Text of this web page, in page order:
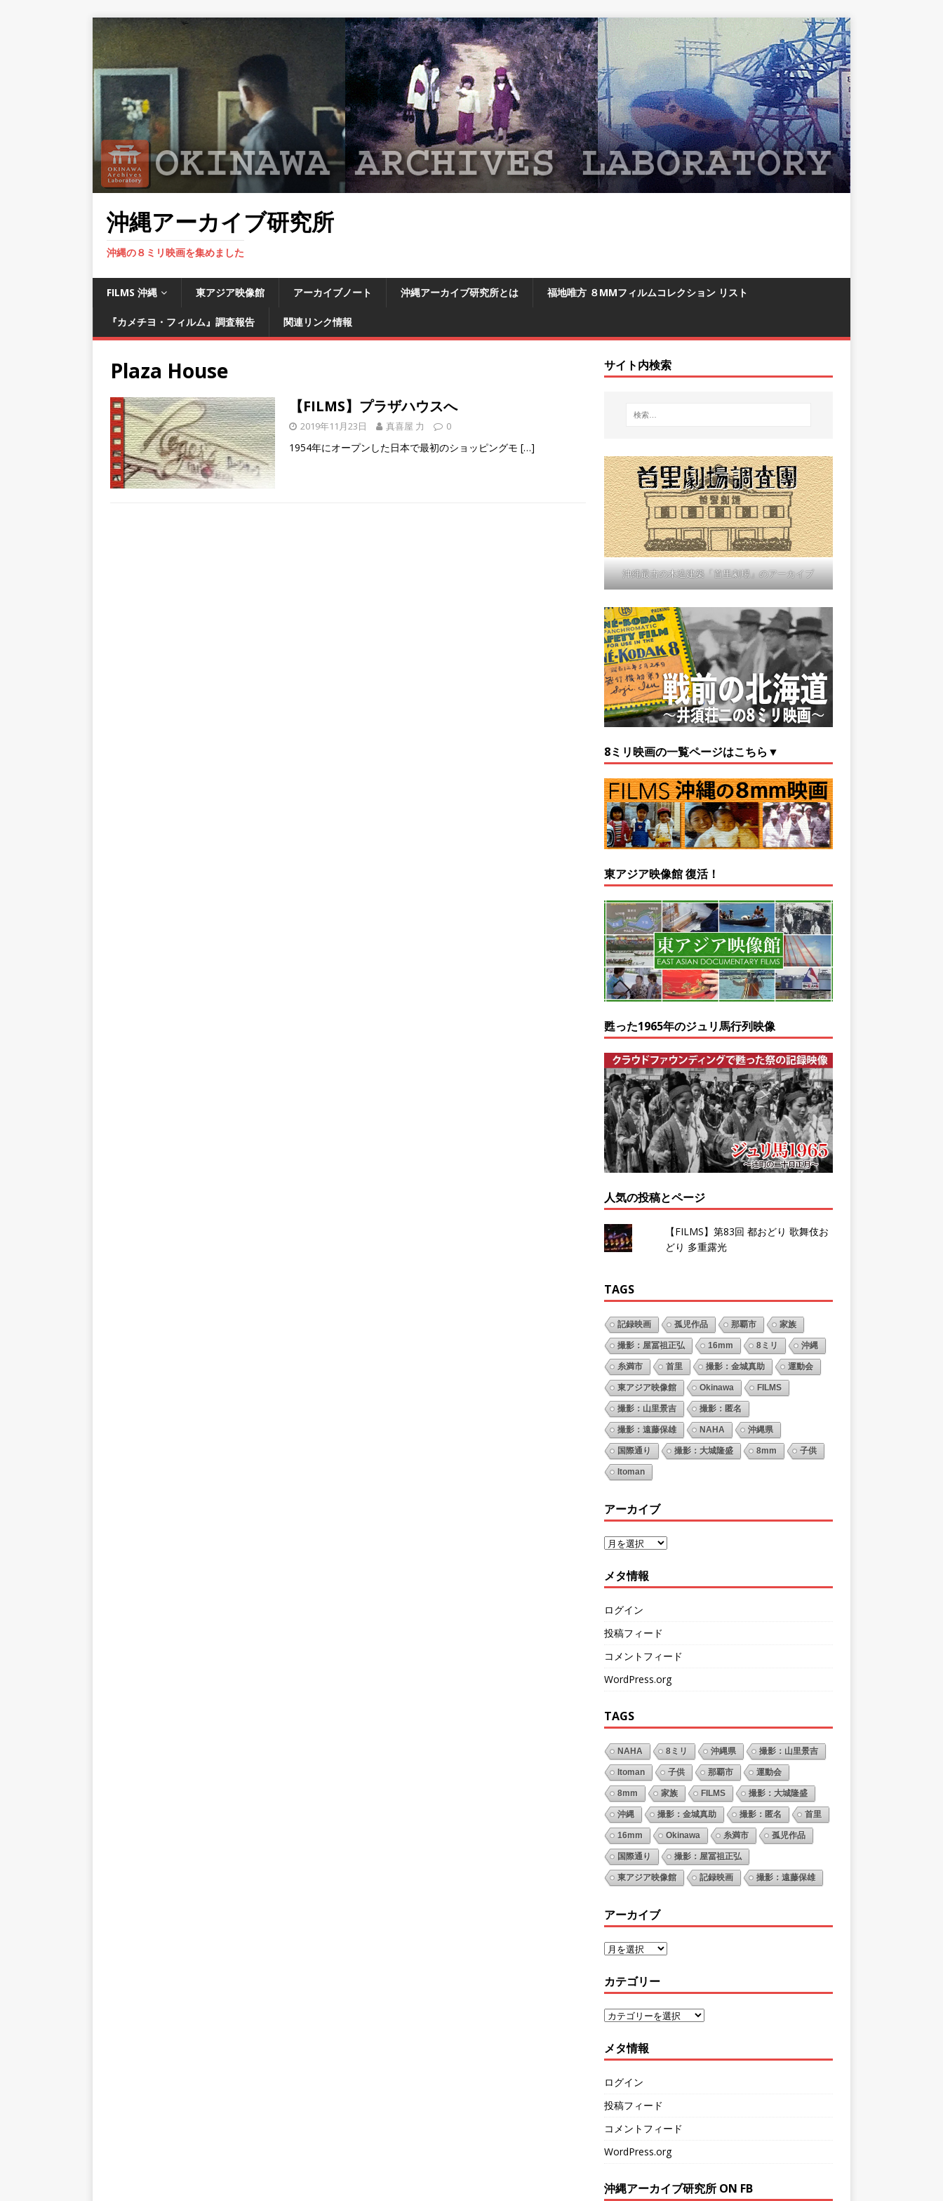
沖縄アーカイブ研究所
沖縄の８ミリ映画を集めました
FILMS 沖縄 東アジア映像館 アーカイブノート 沖縄アーカイブ研究所とは 福地唯方 ８MMフィルムコレクション リスト
『カメチヨ・フィルム』調査報告 関連リンク情報
Plaza House
【FILMS】プラザハウスへ
2019年11月23日 真喜屋 力 0
1954年にオープンした日本で最初のショッピングモ […]
サイト内検索
沖縄最古の木造建築「首里劇場」のアーカイブ
8ミリ映画の一覧ページはこちら▼
東アジア映像館 復活！
甦った1965年のジュリ馬行列映像
人気の投稿とページ
【FILMS】第83回 都おどり 歌舞伎お
どり 多重露光
TAGS
記録映画 孤児作品 那覇市 家族
撮影：屋冨祖正弘 16mm 8ミリ 沖縄
糸満市 首里 撮影：金城真助 運動会
東アジア映像館 Okinawa FILMS
撮影：山里景吉 撮影：匿名
撮影：遠藤保雄 NAHA 沖縄県
国際通り 撮影：大城隆盛 8mm 子供
Itoman
アーカイブ
メタ情報
ログイン
投稿フィード
コメントフィード
WordPress.org
TAGS
NAHA 8ミリ 沖縄県 撮影：山里景吉
Itoman 子供 那覇市 運動会
8mm 家族 FILMS 撮影：大城隆盛
沖縄 撮影：金城真助 撮影：匿名 首里
16mm Okinawa 糸満市 孤児作品
国際通り 撮影：屋冨祖正弘
東アジア映像館 記録映画 撮影：遠藤保雄
アーカイブ
カテゴリー
メタ情報
ログイン
投稿フィード
コメントフィード
WordPress.org
沖縄アーカイブ研究所 ON FB